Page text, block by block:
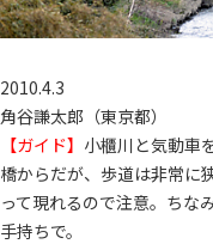
2010.4.3
角谷謙太郎（東京都）
【ガイド】 小櫃川と気動車
橋からだが、歩道は非常に
って現れるので注意。ちな
手持ちで。